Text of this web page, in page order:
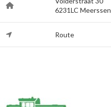
6231LC Meerssen
Route